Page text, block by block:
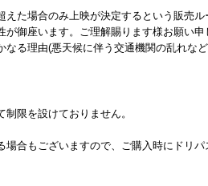
た場合のみ上映が決定するという販売
御座います。ご理解賜ります様お願い申
る理由(悪天候に伴う交通機関の乱れな
限を設けておりません。
合もございますので、ご購入時にドリ